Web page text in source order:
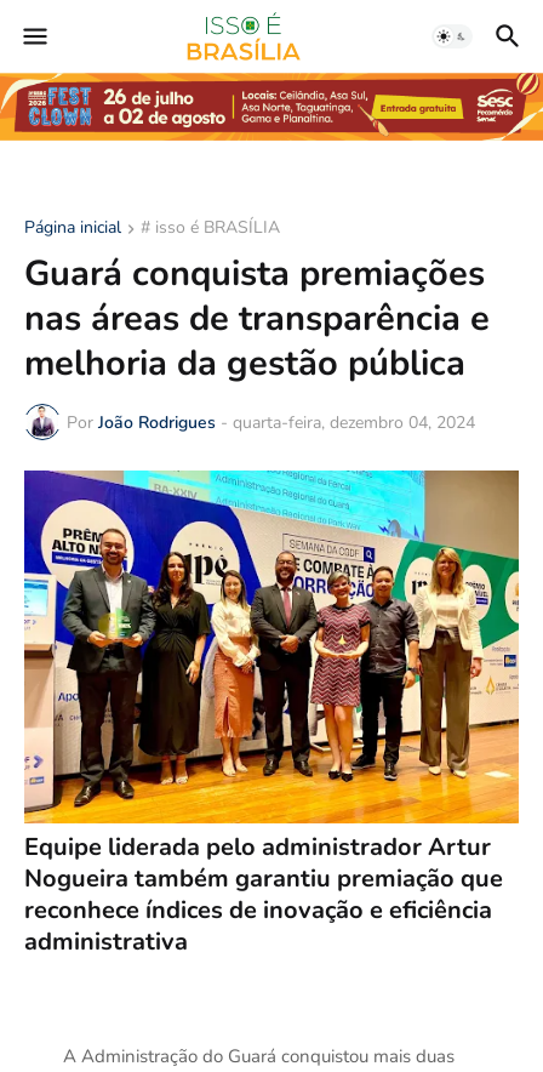
Página inicial # isso é BRASÍLIA
Guará conquista premiações
nas áreas de transparência e
melhoria da gestão pública
Por João Rodrigues - quarta-feira, dezembro 04, 2024
Equipe liderada pelo administrador Artur
Nogueira também garantiu premiação que
reconhece índices de inovação e eficiência
administrativa
A Administração do Guará conquistou mais duas